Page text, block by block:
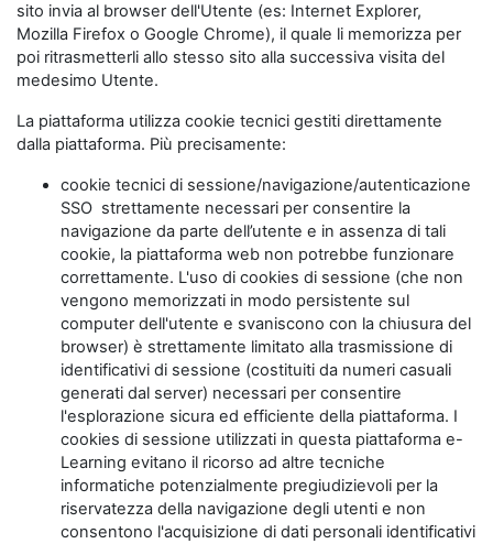
sito invia al browser dell'Utente (es: Internet Explorer,
Mozilla Firefox o Google Chrome), il quale li memorizza per
poi ritrasmetterli allo stesso sito alla successiva visita del
medesimo Utente.
La piattaforma utilizza cookie tecnici gestiti direttamente
dalla piattaforma. Più precisamente:
cookie tecnici di sessione/navigazione/autenticazione
SSO strettamente necessari per consentire la
navigazione da parte dell’utente e in assenza di tali
cookie, la piattaforma web non potrebbe funzionare
correttamente. L'uso di cookies di sessione (che non
vengono memorizzati in modo persistente sul
computer dell'utente e svaniscono con la chiusura del
browser) è strettamente limitato alla trasmissione di
identificativi di sessione (costituiti da numeri casuali
generati dal server) necessari per consentire
l'esplorazione sicura ed efficiente della piattaforma. I
cookies di sessione utilizzati in questa piattaforma e-
Learning evitano il ricorso ad altre tecniche
informatiche potenzialmente pregiudizievoli per la
riservatezza della navigazione degli utenti e non
consentono l'acquisizione di dati personali identificativi